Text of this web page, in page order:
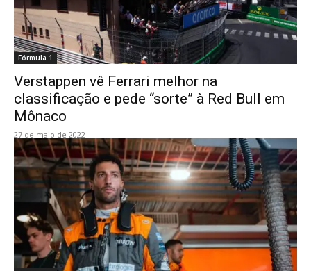
Fórmula 1
Verstappen vê Ferrari melhor na
classificação e pede “sorte” à Red Bull em
Mônaco
27 de maio de 2022